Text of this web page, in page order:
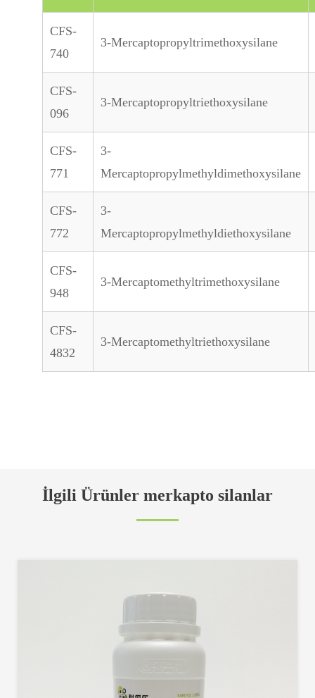
CFS-
740
3-Mercaptopropyltrimethoxysilane
CFS-
096
3-Mercaptopropyltriethoxysilane
CFS-
771
3-
Mercaptopropylmethyldimethoxysilane
CFS-
772
3-
Mercaptopropylmethyldiethoxysilane
CFS-
948
3-Mercaptomethyltrimethoxysilane
CFS-
4832
3-Mercaptomethyltriethoxysilane
İlgili Ürünler merkapto silanlar